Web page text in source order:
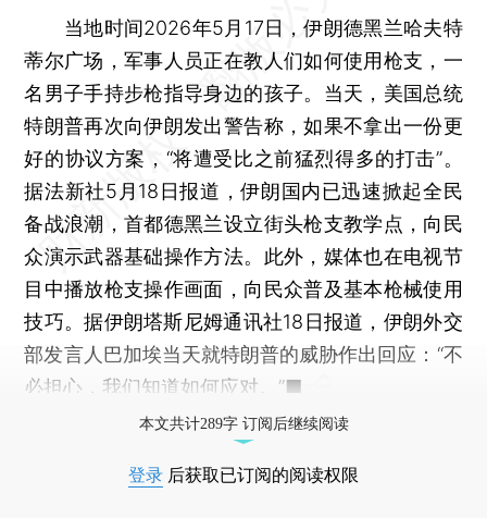
当地时间2026年5月17日，伊朗德黑兰哈夫特
蒂尔广场，军事人员正在教人们如何使用枪支，一
名男子手持步枪指导身边的孩子。当天，美国总统
特朗普再次向伊朗发出警告称，如果不拿出一份更
好的协议方案，“将遭受比之前猛烈得多的打击”。
据法新社5月18日报道，伊朗国内已迅速掀起全民
备战浪潮，首都德黑兰设立街头枪支教学点，向民
众演示武器基础操作方法。此外，媒体也在电视节
目中播放枪支操作画面，向民众普及基本枪械使用
技巧。据伊朗塔斯尼姆通讯社18日报道，伊朗外交
部发言人巴加埃当天就特朗普的威胁作出回应：“不
必担心，我们知道如何应对。”■
本文共计289字 订阅后继续阅读
登录 后获取已订阅的阅读权限